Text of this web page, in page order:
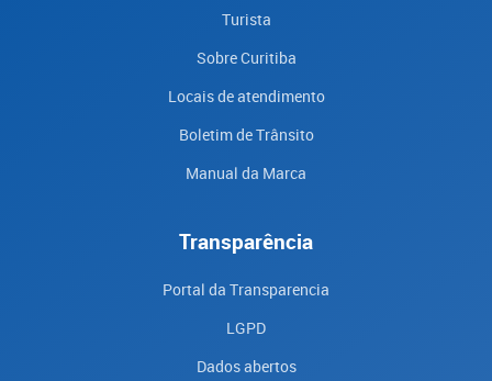
Turista
Sobre Curitiba
Locais de atendimento
Boletim de Trânsito
Manual da Marca
Transparência
Portal da Transparencia
LGPD
Dados abertos